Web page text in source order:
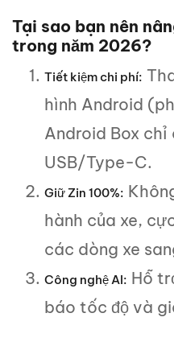
Tại sao bạn nên
trong năm 2026?
Tiết kiệm chi phí:
hình Android
Android Box chỉ
USB/Type-C.
Giữ Zin 100%:
hành của xe,
các dòng xe
Công nghệ AI: Hỗ
báo tốc độ và